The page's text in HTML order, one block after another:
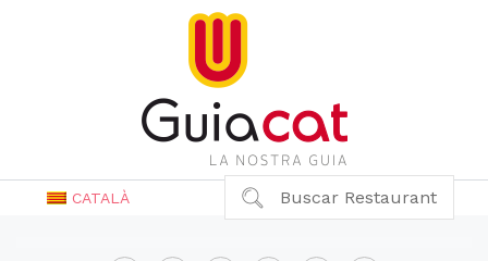
CATALÀ Buscar Restaurant